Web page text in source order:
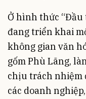
Ở hình thức “Đầu
đang triển khai
không gian văn
gốm Phù Lãng,
chịu trách nhiệm
các doanh